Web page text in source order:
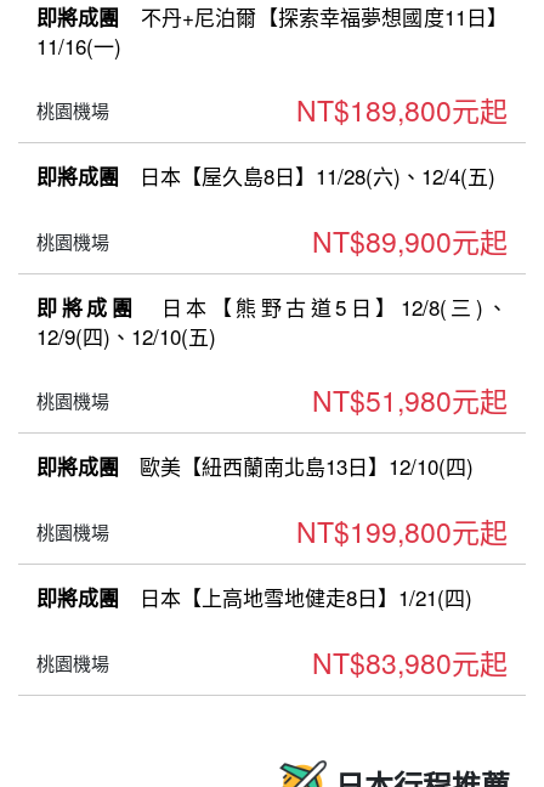
即將成團 不丹+尼泊爾【探索幸福夢想國度11日】
11/16(一)
桃園機場 NT$189,800元起
即將成團 日本【屋久島8日】11/28(六)、12/4(五)
桃園機場 NT$89,900元起
即將成團
日本【熊野古道5日】12/8(三)、
12/9(四)、12/10(五)
桃園機場 NT$51,980元起
即將成團 歐美【紐西蘭南北島13日】12/10(四)
桃園機場 NT$199,800元起
即將成團 日本【上高地雪地健走8日】1/21(四)
桃園機場 NT$83,980元起